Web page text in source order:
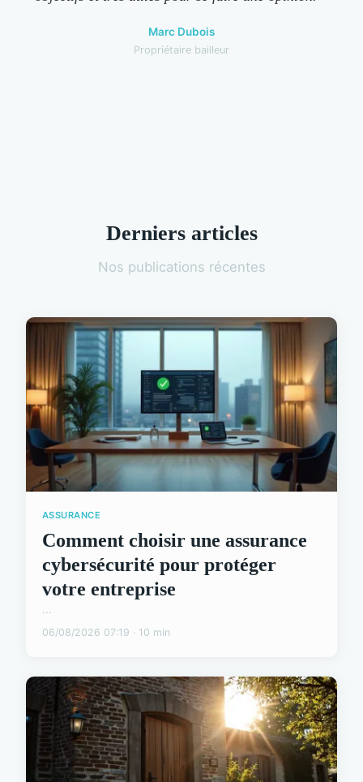
Marc Dubois
Propriétaire bailleur
Derniers articles
Nos publications récentes
ASSURANCE
Comment choisir une assurance
cybersécurité pour protéger
votre entreprise
...
06/08/2026 07:19 · 10 min